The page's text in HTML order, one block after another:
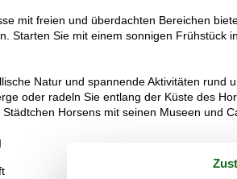
mit freien und überdachten Bereichen
Starten Sie mit einem sonnigen Frühstück
Natur und spannende Aktivitäten
oder radeln Sie entlang der Küste des
Horsens mit seinen Museen und